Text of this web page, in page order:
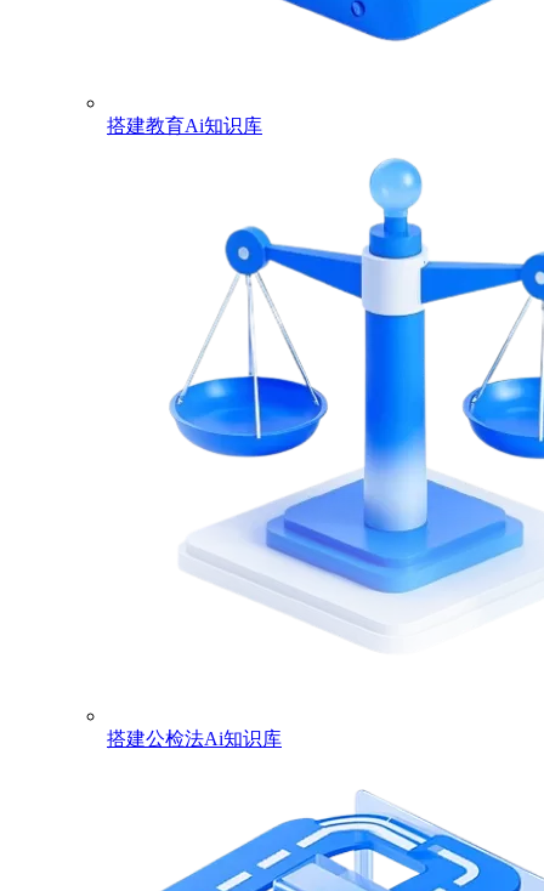
搭建教育Ai知识库
搭建公检法Ai知识库